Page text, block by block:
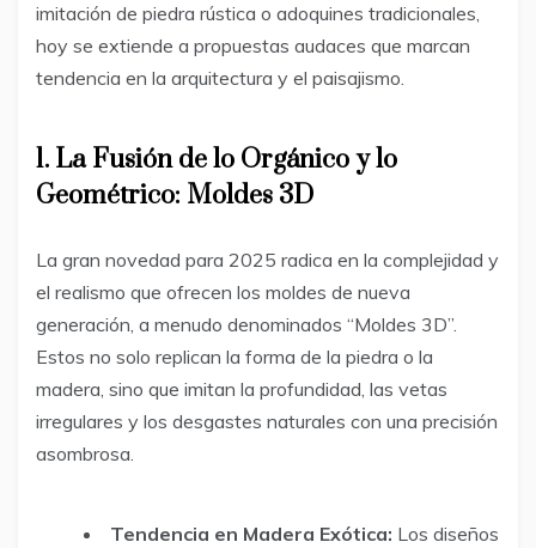
imitación de piedra rústica o adoquines tradicionales,
hoy se extiende a propuestas audaces que marcan
tendencia en la arquitectura y el paisajismo.
1. La Fusión de lo Orgánico y lo
Geométrico: Moldes 3D
La gran novedad para 2025 radica en la complejidad y
el realismo que ofrecen los moldes de nueva
generación, a menudo denominados “Moldes 3D”.
Estos no solo replican la forma de la piedra o la
madera, sino que imitan la profundidad, las vetas
irregulares y los desgastes naturales con una precisión
asombrosa.
Tendencia en Madera Exótica: Los diseños